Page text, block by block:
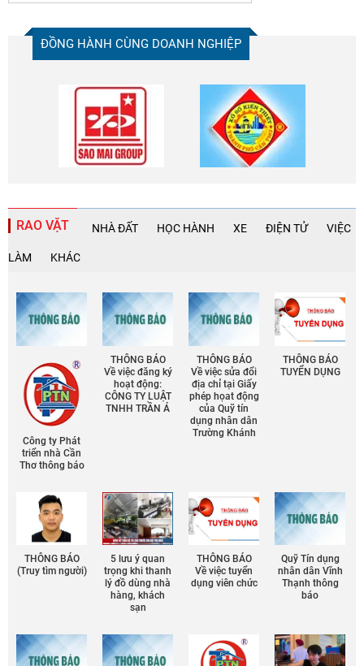
Megaline
ĐỒNG HÀNH CÙNG DOANH NGHIỆP
RAO VẶT NHÀ ĐẤT HỌC HÀNH XE ĐIỆN TỬ VIỆC
LÀM KHÁC
Công ty Phát
triển nhà Cần
Thơ thông báo
THÔNG BÁO
Về việc đăng ký
hoạt động:
CÔNG TY LUẬT
TNHH TRẦN Á
THÔNG BÁO
Về việc sửa đổi
địa chỉ tại Giấy
phép họat động
của Quỹ tín
dụng nhân dân
Trường Khánh
THÔNG BÁO
TUYỂN DỤNG
THÔNG BÁO
(Truy tìm người)
5 lưu ý quan
trọng khi thanh
lý đồ dùng nhà
hàng, khách
sạn
THÔNG BÁO
Về việc tuyển
dụng viên chức
Quỹ Tín dụng
nhân dân Vĩnh
Thạnh thông
báo